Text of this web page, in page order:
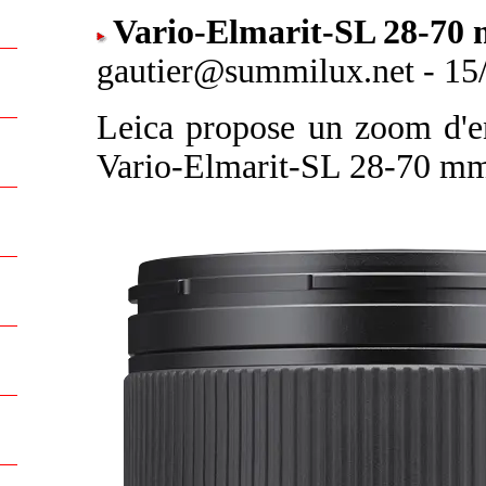
Vario-Elmarit-SL 28-70
gautier@summilux.net -
Leica propose un zoom
Vario-Elmarit-SL 28-70